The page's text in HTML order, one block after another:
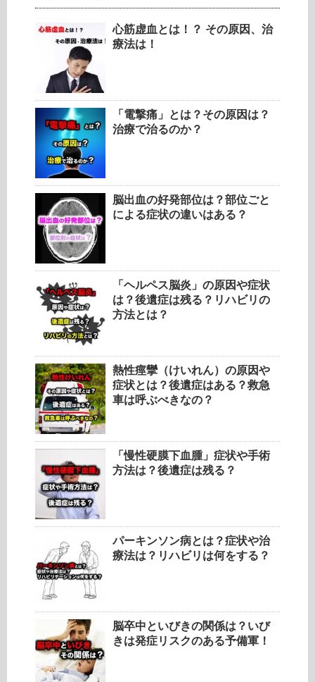
心筋虚血とは！？ その原因、治
療法は！
「電撃痛」とは？その原因は？
治療で治るのか？
脳出血の好発部位は？部位ごと
による症状の違いはある？
「ヘルペス脳炎」の原因や症状
は？後遺症は残る？リハビリの
方法とは？
熱性痙攣（けいれん）の原因や
症状とは？後遺症はある？救急
車は呼ぶべきなの？
「慢性硬膜下血腫」症状や手術
方法は？後遺症は残る？
パーキンソン病とは？症状や治
療法は？リハビリは何をする？
脳卒中といびきの関係は？いび
きは発症リスクのある予備軍！